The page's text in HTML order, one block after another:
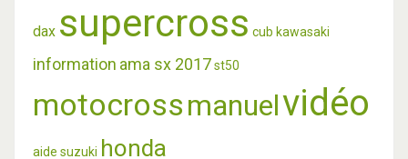
dax supercross cub kawasaki
information ama sx 2017st50
motocrossmanuelvidéo
aide suzuki honda